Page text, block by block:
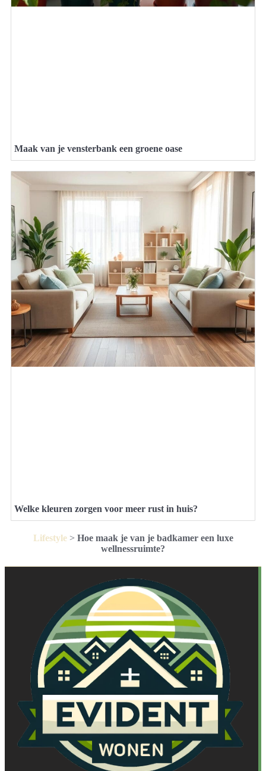
Maak van je vensterbank een groene oase
Welke kleuren zorgen voor meer rust in huis?
Lifestyle> Hoe maak je van je badkamer een luxe
wellnessruimte?